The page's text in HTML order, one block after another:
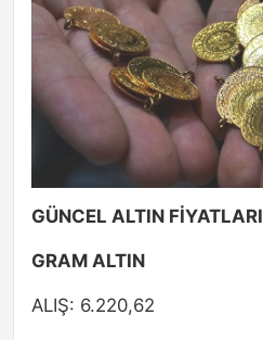
GÜNCEL ALTIN FİYATLARI
GRAM ALTIN
ALIŞ: 6.220,62